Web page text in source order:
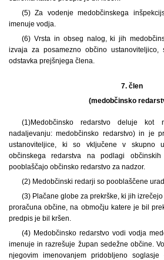
(5) Za vodenje medobčinskega
imenuje vodja.
(6) Vrsta in obseg nalog, ki jih
izvaja za posamezno občino
odstavka prejšnjega člena.
7. člen
(medobčinsko
(1)Medobčinsko redarstvo deluje kot
nadaljevanju: medobčinsko redarstvo) in je
ustanoviteljice, ki so vključene v skupno
občinskega redarstva na podlagi
pooblaščajo občinsko redarstvo za nadzor.
(2) Medobčinski redarji so pooblaščene
(3) Plačane globe za prekrške, ki jih
proračuna občine, na območju katere je bil
predpis je bil kršen.
(4) Medobčinsko redarstvo vodi vodja
imenuje in razrešuje župan sedežne občine.
njegovim imenovanjem pridobljeno